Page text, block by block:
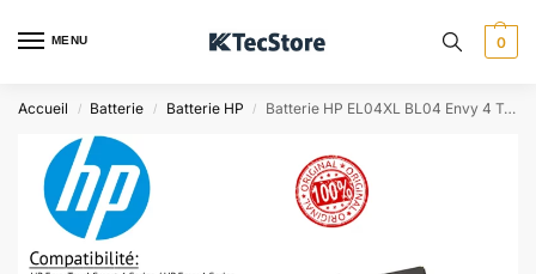
MENU 0
Accueil / Batterie / Batterie HP / Batterie HP EL04XL BL04 Envy 4 TouchSmart 4 – Algérie